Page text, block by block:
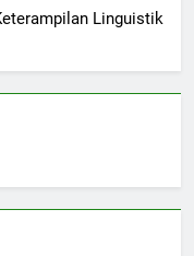
Linguistik